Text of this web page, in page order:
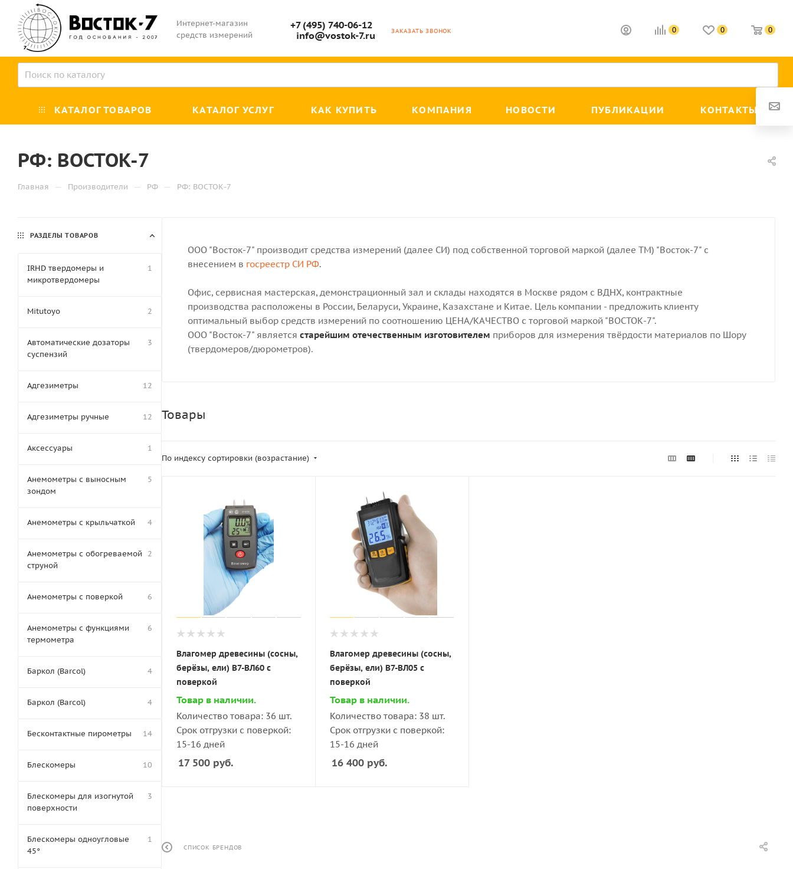
Интернет-магазин
средств измерений
+7 (495) 740-06-12
info@vostok-7.ru
ЗАКАЗАТЬ ЗВОНОК 0 0 0
КАТАЛОГ ТОВАРОВ КАТАЛОГ УСЛУГ КАК КУПИТЬ КОМПАНИЯ НОВОСТИ ПУБЛИКАЦИИ КОНТАКТЫ
РФ: ВОСТОК-7
Главная — Производители — РФ — РФ: ВОСТОК-7
ООО "Восток-7" производит средства измерений (далее СИ) под собственной торговой маркой (далее ТМ) "Восток-7" с
внесением в госреестр СИ РФ.
Офис, сервисная мастерская, демонстрационный зал и склады находятся в Москве рядом с ВДНХ, контрактные
производства расположены в России, Беларуси, Украине, Казахстане и Китае. Цель компании - предложить клиенту
оптимальный выбор средств измерений по соотношению ЦЕНА/КАЧЕСТВО с торговой маркой "ВОСТОК-7".
ООО "Восток-7" является старейшим отечественным изготовителем приборов для измерения твёрдости материалов по Шору
(твердомеров/дюрометров).
Товары
По индексу сортировки (возрастание)
Влагомер древесины (сосны,
берёзы, ели) В7-ВЛ60 с
поверкой
Товар в наличии.
Количество товара: 36 шт.
Срок отгрузки с поверкой:
15-16 дней
17 500 руб.
Влагомер древесины (сосны,
берёзы, ели) В7-ВЛ05 с
поверкой
Товар в наличии.
Количество товара: 38 шт.
Срок отгрузки с поверкой:
15-16 дней
16 400руб.
СПИСОК БРЕНДОВ
РАЗДЕЛЫ ТОВАРОВ
IRHD твердомеры и
микротвердомеры
1
Mitutoyo 2
Автоматические дозаторы
суспензий
3
Адгезиметры 12
Адгезиметры ручные 12
Аксессуары 1
Анемометры с выносным
зондом
5
Анемометры с крыльчаткой 4
Анемометры с обогреваемой
струной
2
Анемометры с поверкой 6
Анемометры с функциями
термометра
6
Баркол (Barcol) 4
Баркол (Barcol) 4
Бесконтактные пирометры 14
Блескомеры 10
Блескомеры для изогнутой
поверхности
3
Блескомеры одноугловые
45°
1